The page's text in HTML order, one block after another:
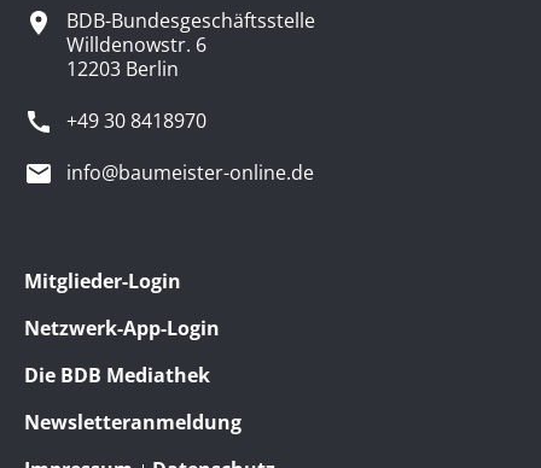
BDB-Bundesgeschäftsstelle
Willdenowstr. 6
12203 Berlin
+49 30 8418970
info@baumeister-online.de
Mitglieder-Login
Netzwerk-App-Login
Die BDB Mediathek
Newsletteranmeldung